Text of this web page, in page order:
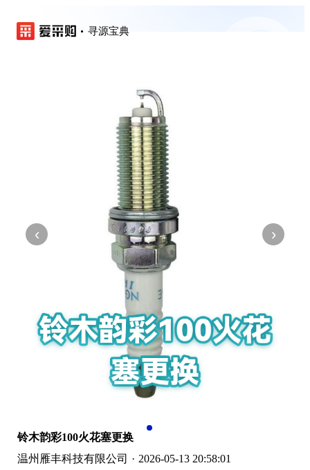
寻源宝典
‹ ›
铃木韵彩100火花塞更换
温州雁丰科技有限公司 · 2026-05-13 20:58:01